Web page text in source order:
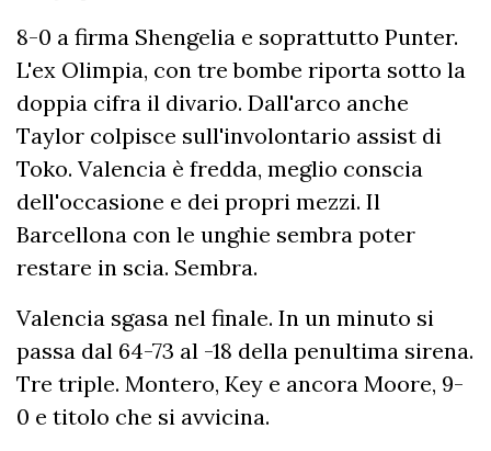
8-0 a firma Shengelia e soprattutto Punter.
L'ex Olimpia, con tre bombe riporta sotto la
doppia cifra il divario. Dall'arco anche
Taylor colpisce sull'involontario assist di
Toko. Valencia è fredda, meglio conscia
dell'occasione e dei propri mezzi. Il
Barcellona con le unghie sembra poter
restare in scia. Sembra.
Valencia sgasa nel finale. In un minuto si
passa dal 64-73 al -18 della penultima sirena.
Tre triple. Montero, Key e ancora Moore, 9-
0 e titolo che si avvicina.